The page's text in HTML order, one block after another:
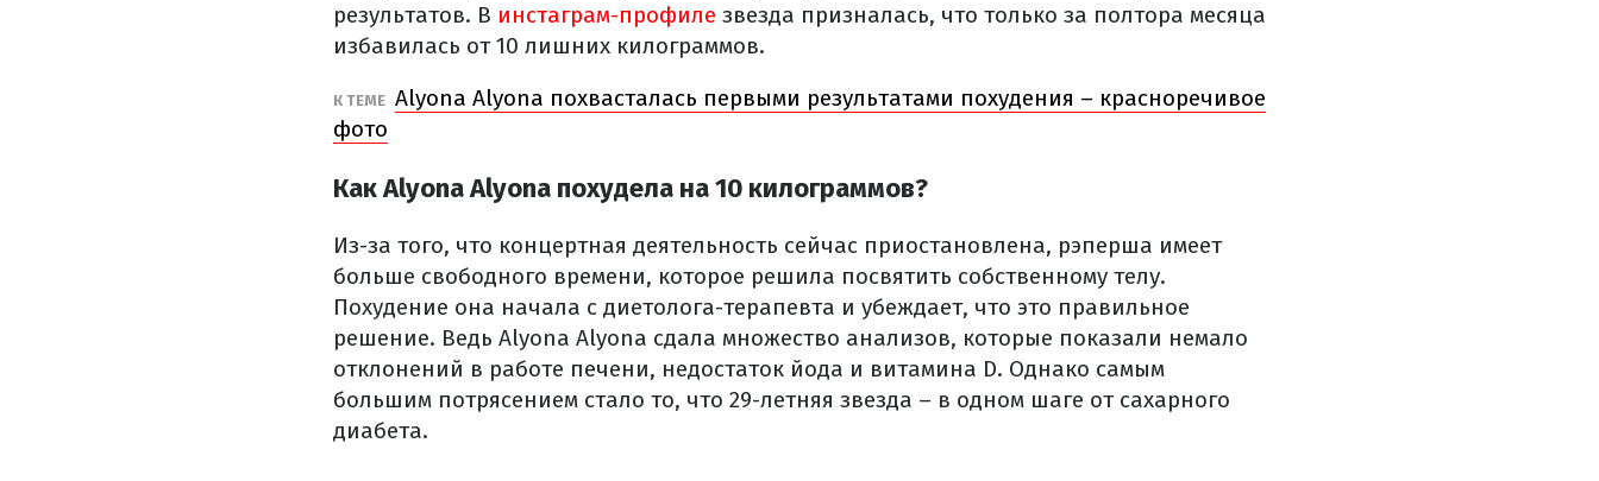
результатов. В инстаграм-профиле звезда призналась, что только за полтора месяца
избавилась от 10 лишних килограммов.
К ТЕМЕ Alyona Alyona похвасталась первыми результатами похудения – красноречивое
фото
Как Alyona Alyona похудела на 10 килограммов?
Из-за того, что концертная деятельность сейчас приостановлена, рэперша имеет
больше свободного времени, которое решила посвятить собственному телу.
Похудение она начала с диетолога-терапевта и убеждает, что это правильное
решение. Ведь Alyona Alyona сдала множество анализов, которые показали немало
отклонений в работе печени, недостаток йода и витамина D. Однако самым
большим потрясением стало то, что 29-летняя звезда – в одном шаге от сахарного
диабета.